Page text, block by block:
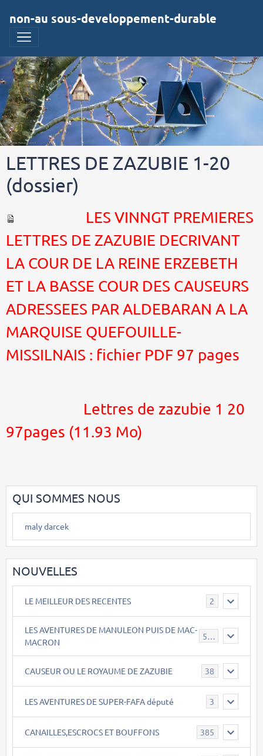
non-au sous-developpement-durable
LETTRES DE ZAZUBIE 1-20
(dossier)
LES VINNGT PREMIERES
LETTRES DE ZAZUBIE DECRIVANT
LA COUR DE LA REINE ERZEBETH
ET LA BASSE COUR DES CAUSEURS
ADRESSEES PAR ALDEBARAN A LA
MARQUISE QUEFOUILLE-
MISSILNAIS : fichier PDF 97 pages
Lettres de zazubie 1 20
97pages (11.93 Mo)
QUI SOMMES NOUS
maly darcek
NOUVELLES
LE MEILLEUR DES RECENTES 2
LES AVENTURES DE MANULEON PUIS DE MAC-
MACRON
543
CAUSEUR OU LE ROYAUME DE ZAZUBIE 38
LES AVENTURES DE SUPER-FAFA député 3
CANAILLES,ESCROCS ET BOUFFONS 385